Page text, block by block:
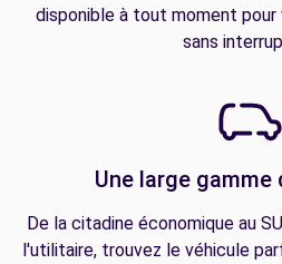
disponible à tout moment pour
sans
Une large gamme
De la citadine économique au
l'utilitaire, trouvez le véhicule